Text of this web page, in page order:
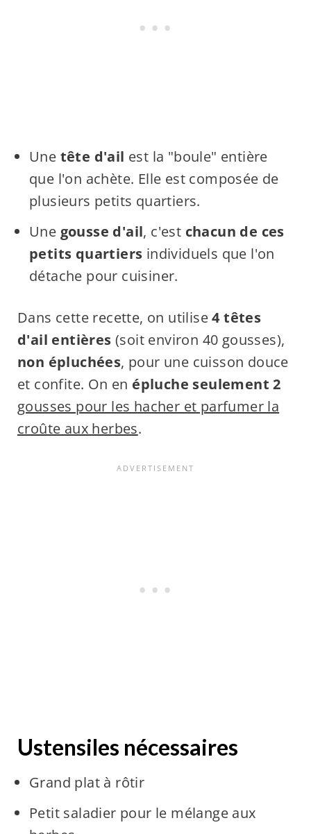
Une tête d'ail est la "boule" entière
que l'on achète. Elle est composée de
plusieurs petits quartiers.
Une gousse d'ail, c'est chacun de ces
petits quartiers individuels que l'on
détache pour cuisiner.
Dans cette recette, on utilise4 têtes
d'ail entières (soit environ 40 gousses),
non épluchées, pour une cuisson douce
et confite. On en épluche seulement 2
gousses pour les hacher et parfumer la
croûte aux herbes.
Ustensiles nécessaires
Grand plat à rôtir
Petit saladier pour le mélange aux